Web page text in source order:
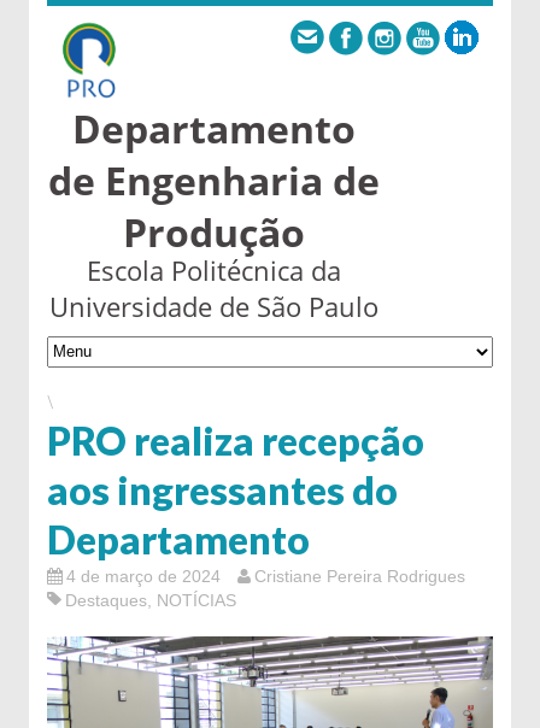
Departamento
de Engenharia de
Produção
Escola Politécnica da
Universidade de São Paulo
\
PRO realiza recepção
aos ingressantes do
Departamento
4 de março de 2024
Cristiane Pereira Rodrigues
Destaques NOTÍCIAS